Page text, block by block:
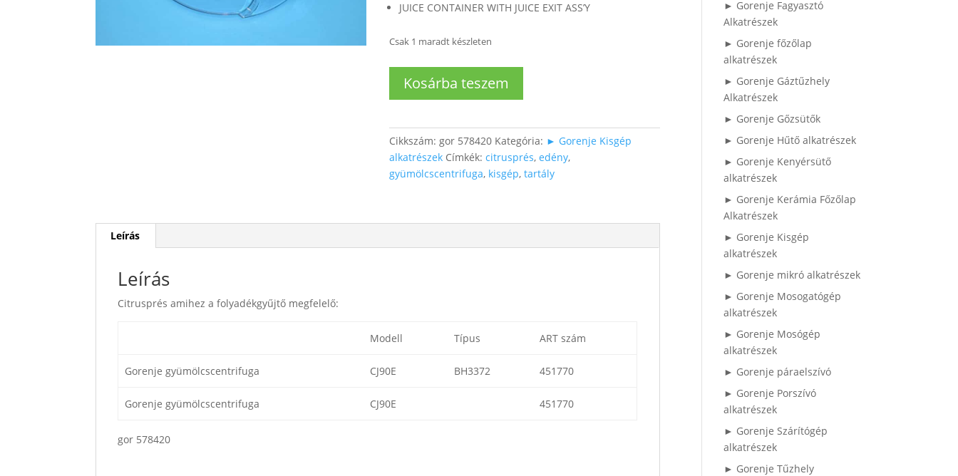
JUICE CONTAINER WITH JUICE EXIT ASS’Y
Csak 1 maradt készleten
Citruspréshez
gyüjtőedény
Kosárba teszem
Cikkszám:gor 578420 Kategória: ► Gorenje Kisgép
alkatrészek Címkék:citrusprés,edény,
gyümölcscentrifuga, kisgép,tartály
Leírás
Leírás
Citrusprés amihez a folyadékgyűjtő megfelelő:
Modell Típus ART szám
Gorenje gyümölcscentrifuga CJ90E BH3372 451770
Gorenje gyümölcscentrifuga CJ90E 451770
gor 578420
► Gorenje Fagyasztó
Alkatrészek
► Gorenje főzőlap
alkatrészek
► Gorenje Gáztűzhely
Alkatrészek
► Gorenje Gőzsütők
► Gorenje Hűtő alkatrészek
► Gorenje Kenyérsütő
alkatrészek
► Gorenje Kerámia Főzőlap
Alkatrészek
► Gorenje Kisgép
alkatrészek
► Gorenje mikró alkatrészek
► Gorenje Mosogatógép
alkatrészek
► Gorenje Mosógép
alkatrészek
► Gorenje páraelszívó
► Gorenje Porszívó
alkatrészek
► Gorenje Szárítógép
alkatrészek
► Gorenje Tűzhely